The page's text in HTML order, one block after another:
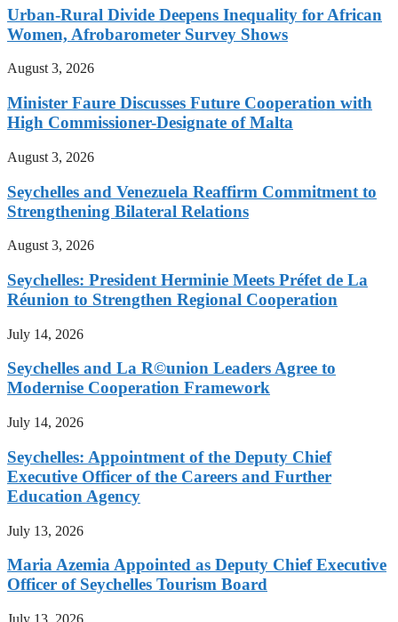
Urban-Rural Divide Deepens Inequality for African
Women, Afrobarometer Survey Shows
August 3, 2026
Minister Faure Discusses Future Cooperation with
High Commissioner-Designate of Malta
August 3, 2026
Seychelles and Venezuela Reaffirm Commitment to
Strengthening Bilateral Relations
August 3, 2026
Seychelles: President Herminie Meets Préfet de La
Réunion to Strengthen Regional Cooperation
July 14, 2026
Seychelles and La R©union Leaders Agree to
Modernise Cooperation Framework
July 14, 2026
Seychelles: Appointment of the Deputy Chief
Executive Officer of the Careers and Further
Education Agency
July 13, 2026
Maria Azemia Appointed as Deputy Chief Executive
Officer of Seychelles Tourism Board
July 13, 2026